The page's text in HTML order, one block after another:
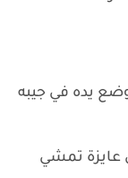
يده في جيبه
عايزة تمشي